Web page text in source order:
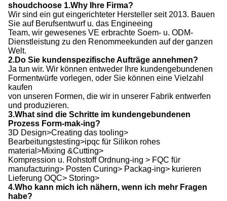
shoudchoose 1.Why Ihre Firma?
Wir sind ein gut eingerichteter Hersteller seit 2013. Bauen
Sie auf Berufsentwurf u. das Engineeing
Team, wir gewesenes VE erbrachte Soem- u. ODM-
Dienstleistung zu den Renommeekunden auf der ganzen
Welt.
2.Do Sie kundenspezifische Aufträge annehmen?
Ja tun wir. Wir können entweder Ihre kundengebundenen
Formentwürfe vorlegen, oder Sie können eine Vielzahl
kaufen
von unseren Formen, die wir in unserer Fabrik entwerfen
und produzieren.
3.What sind die Schritte im kundengebundenen
Prozess Form-mak-ing?
3D Design>Creating das tooling>
Bearbeitungstesting>ipqc für Silikon rohes
material>Mixing &Cutting>
Kompression u. Rohstoff Ordnung-ing > FQC für
manufacturing> Posten Curing> Packag-ing> kurieren
Lieferung OQC> Storing>
4.Who kann mich ich nähern, wenn ich mehr Fragen
habe?